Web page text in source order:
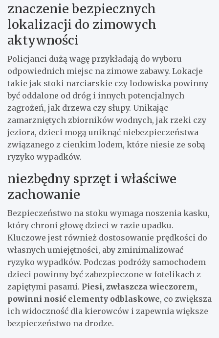
znaczenie bezpiecznych
lokalizacji do zimowych
aktywności
Policjanci dużą wagę przykładają do wyboru
odpowiednich miejsc na zimowe zabawy. Lokacje
takie jak stoki narciarskie czy lodowiska powinny
być oddalone od dróg i innych potencjalnych
zagrożeń, jak drzewa czy słupy. Unikając
zamarzniętych zbiorników wodnych, jak rzeki czy
jeziora, dzieci mogą uniknąć niebezpieczeństwa
związanego z cienkim lodem, które niesie ze sobą
ryzyko wypadków.
niezbędny sprzęt i właściwe
zachowanie
Bezpieczeństwo na stoku wymaga noszenia kasku,
który chroni głowę dzieci w razie upadku.
Kluczowe jest również dostosowanie prędkości do
własnych umiejętności, aby zminimalizować
ryzyko wypadków. Podczas podróży samochodem
dzieci powinny być zabezpieczone w fotelikach z
zapiętymi pasami. Piesi, zwłaszcza wieczorem,
powinni nosić elementy odblaskowe, co zwiększa
ich widoczność dla kierowców i zapewnia większe
bezpieczeństwo na drodze.